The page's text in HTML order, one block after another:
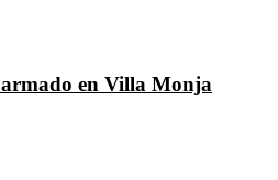
en Villa Monja